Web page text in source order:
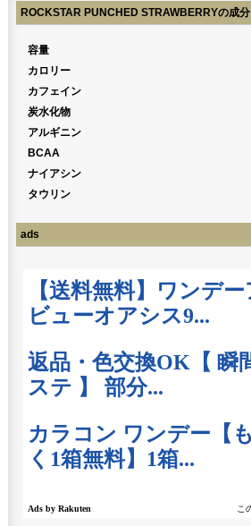
ROCKSTAR PUNCHED STRAWBERRYの成分
容量
カロリー
カフェイン
炭水化物
アルギニン
BCAA
ナイアシン
タウリン
ads